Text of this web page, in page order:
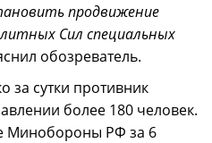
продвижение
Сил специальных
обозреватель.
за сутки противник
более 180 человек.
Минобороны РФ за 6